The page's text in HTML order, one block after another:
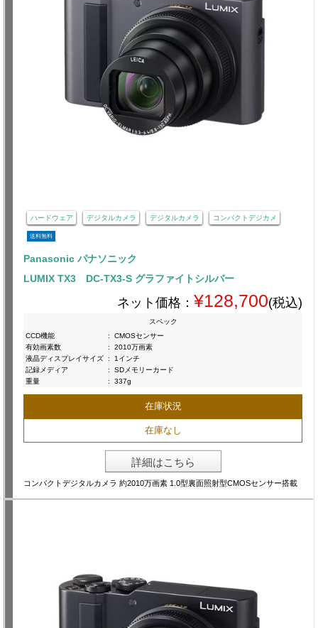
ハードウェア デジタルカメラ デジタルカメラ コンパクトデジカメ
送料無料
Panasonic パナソニック
LUMIX TX3 DC-TX3-S グラファイトシルバー
ネット価格： ¥128,700(税込)
スペック
CCD機能
:
CMOSセンサー
有効画素数
:
2010万画素
液晶ディスプレイサイズ :
1インチ
記録メディア
:
SDメモリーカード
重量
: 337g
在庫状況
在庫なし
詳細はこちら
コンパクトデジタルカメラ 約2010万画素 1.0型裏面照射型CMOSセンサー搭載